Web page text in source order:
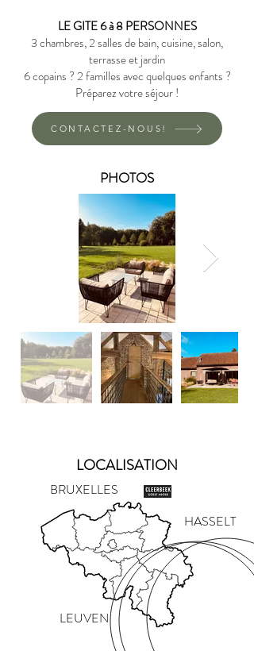
LE GITE 6 à 8 PERSONNES
3 chambres, 2 salles de bain, cuisine, salon,
terrasse et jardin
6 copains ? 2 familles avec quelques enfants ?
Préparez votre séjour !
CONTACTEZ-NOUS!
PHOTOS
LOCALISATION
LEUVEN
BRUXELLES
HASSELT